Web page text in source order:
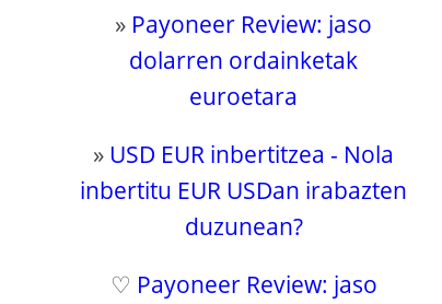
» Payoneer Review: jaso
dolarren ordainketak
euroetara
» USD EUR inbertitzea - ​​Nola
inbertitu EUR USDan irabazten
duzunean?
♡ Payoneer Review: jaso